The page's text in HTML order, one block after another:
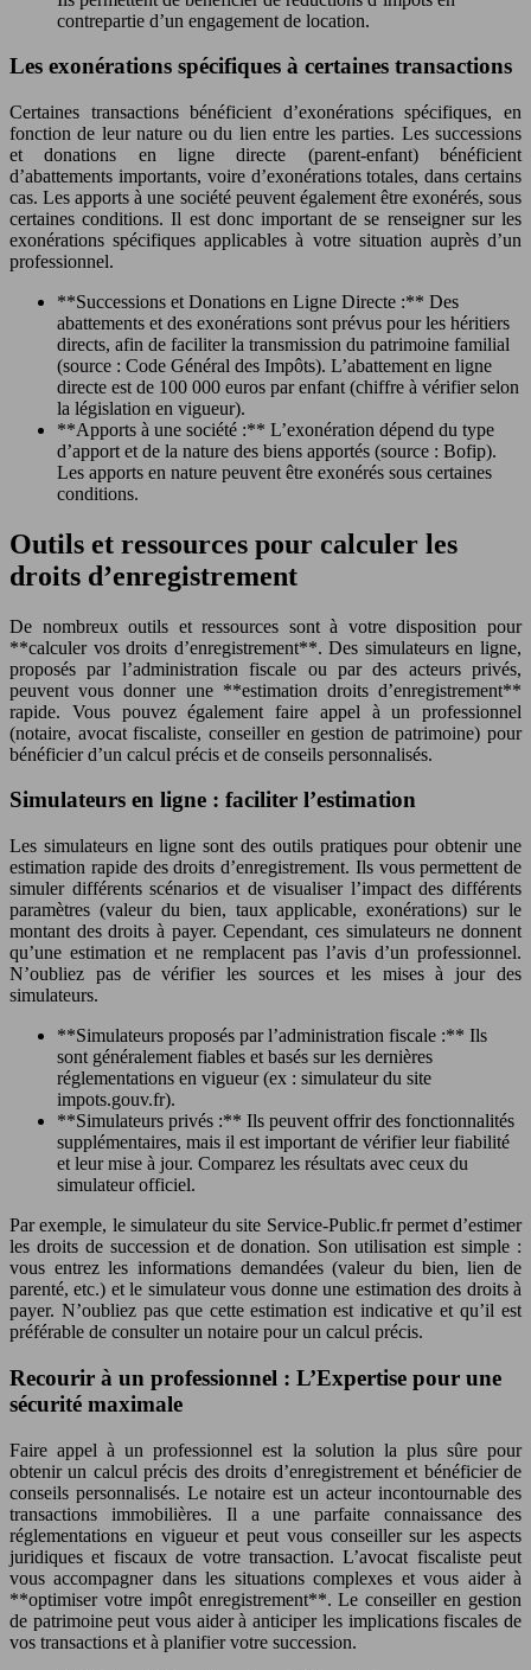
contrepartie d’un engagement de location.
Les exonérations spécifiques à certaines transactions
Certaines transactions bénéficient d’exonérations spécifiques, en
fonction de leur nature ou du lien entre les parties. Les successions
et donations en ligne directe (parent-enfant) bénéficient
d’abattements importants, voire d’exonérations totales, dans certains
cas. Les apports à une société peuvent également être exonérés, sous
certaines conditions. Il est donc important de se renseigner sur les
exonérations spécifiques applicables à votre situation auprès d’un
professionnel.
**Successions et Donations en Ligne Directe :** Des
abattements et des exonérations sont prévus pour les héritiers
directs, afin de faciliter la transmission du patrimoine familial
(source : Code Général des Impôts). L’abattement en ligne
directe est de 100 000 euros par enfant (chiffre à vérifier selon
la législation en vigueur).
**Apports à une société :** L’exonération dépend du type
d’apport et de la nature des biens apportés (source : Bofip).
Les apports en nature peuvent être exonérés sous certaines
conditions.
Outils et ressources pour calculer les
droits d’enregistrement
De nombreux outils et ressources sont à votre disposition pour
**calculer vos droits d’enregistrement**. Des simulateurs en ligne,
proposés par l’administration fiscale ou par des acteurs privés,
peuvent vous donner une **estimation droits d’enregistrement**
rapide. Vous pouvez également faire appel à un professionnel
(notaire, avocat fiscaliste, conseiller en gestion de patrimoine) pour
bénéficier d’un calcul précis et de conseils personnalisés.
Simulateurs en ligne : faciliter l’estimation
Les simulateurs en ligne sont des outils pratiques pour obtenir une
estimation rapide des droits d’enregistrement. Ils vous permettent de
simuler différents scénarios et de visualiser l’impact des différents
paramètres (valeur du bien, taux applicable, exonérations) sur le
montant des droits à payer. Cependant, ces simulateurs ne donnent
qu’une estimation et ne remplacent pas l’avis d’un professionnel.
N’oubliez pas de vérifier les sources et les mises à jour des
simulateurs.
**Simulateurs proposés par l’administration fiscale :** Ils
sont généralement fiables et basés sur les dernières
réglementations en vigueur (ex : simulateur du site
impots.gouv.fr).
**Simulateurs privés :** Ils peuvent offrir des fonctionnalités
supplémentaires, mais il est important de vérifier leur fiabilité
et leur mise à jour. Comparez les résultats avec ceux du
simulateur officiel.
Par exemple, le simulateur du site Service-Public.fr permet d’estimer
les droits de succession et de donation. Son utilisation est simple :
vous entrez les informations demandées (valeur du bien, lien de
parenté, etc.) et le simulateur vous donne une estimation des droits à
payer. N’oubliez pas que cette estimation est indicative et qu’il est
préférable de consulter un notaire pour un calcul précis.
Recourir à un professionnel : L’Expertise pour une
sécurité maximale
Faire appel à un professionnel est la solution la plus sûre pour
obtenir un calcul précis des droits d’enregistrement et bénéficier de
conseils personnalisés. Le notaire est un acteur incontournable des
transactions immobilières. Il a une parfaite connaissance des
réglementations en vigueur et peut vous conseiller sur les aspects
juridiques et fiscaux de votre transaction. L’avocat fiscaliste peut
vous accompagner dans les situations complexes et vous aider à
**optimiser votre impôt enregistrement**. Le conseiller en gestion
de patrimoine peut vous aider à anticiper les implications fiscales de
vos transactions et à planifier votre succession.